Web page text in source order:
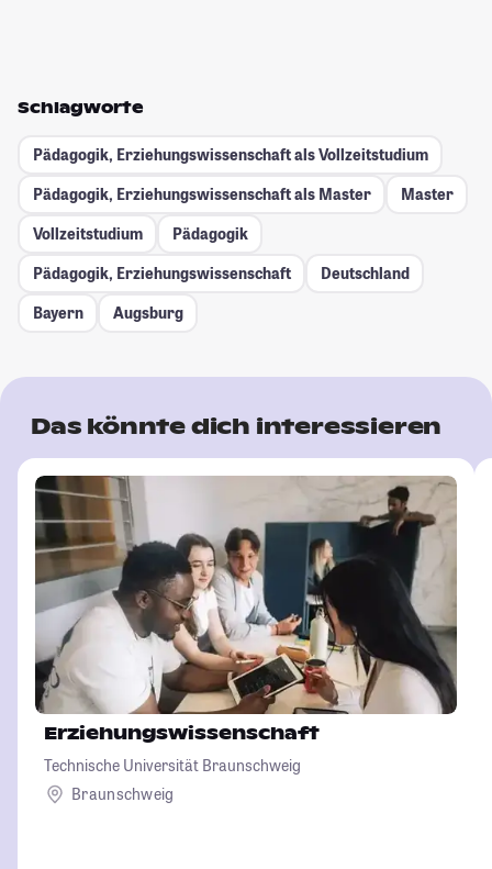
Schlagworte
Pädagogik, Erziehungswissenschaft als Vollzeitstudium
Pädagogik, Erziehungswissenschaft als Master
Master
Vollzeitstudium
Pädagogik
Pädagogik, Erziehungswissenschaft
Deutschland
Bayern
Augsburg
Das könnte dich interessieren
Erziehungswissenschaft
Technische Universität Braunschweig
Braunschweig